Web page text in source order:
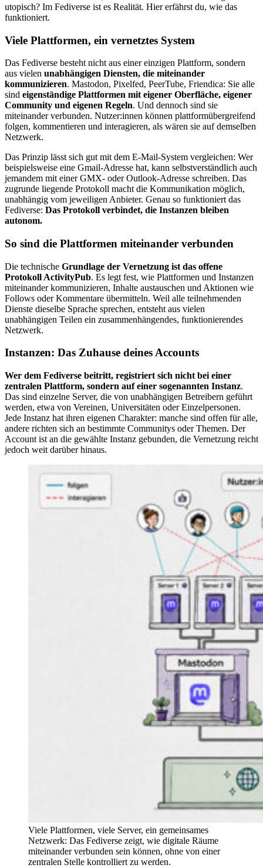
utopisch? Im Fediverse ist es Realität. Hier erfährst du, wie das
funktioniert.
Viele Plattformen, ein vernetztes System
Das Fediverse besteht nicht aus einer einzigen Plattform, sondern
aus vielen unabhängigen Diensten, die miteinander
kommunizieren. Mastodon, Pixelfed, PeerTube, Friendica: Sie alle
sind eigenständige Plattformen mit eigener Oberfläche, eigener
Community und eigenen Regeln. Und dennoch sind sie
miteinander verbunden. Nutzer:innen können plattformübergreifend
folgen, kommentieren und interagieren, als wären sie auf demselben
Netzwerk.
Das Prinzip lässt sich gut mit dem E-Mail-System vergleichen: Wer
beispielsweise eine Gmail-Adresse hat, kann selbstverständlich auch
jemandem mit einer GMX- oder Outlook-Adresse schreiben. Das
zugrunde liegende Protokoll macht die Kommunikation möglich,
unabhängig vom jeweiligen Anbieter. Genau so funktioniert das
Fediverse: Das Protokoll verbindet, die Instanzen bleiben
autonom.
So sind die Plattformen miteinander verbunden
Die technische Grundlage der Vernetzung ist das offene
Protokoll ActivityPub. Es legt fest, wie Plattformen und Instanzen
miteinander kommunizieren, Inhalte austauschen und Aktionen wie
Follows oder Kommentare übermitteln. Weil alle teilnehmenden
Dienste dieselbe Sprache sprechen, entsteht aus vielen
unabhängigen Teilen ein zusammenhängendes, funktionierendes
Netzwerk.
Instanzen: Das Zuhause deines Accounts
Wer dem Fediverse beitritt, registriert sich nicht bei einer
zentralen Plattform, sondern auf einer sogenannten Instanz.
Das sind einzelne Server, die von unabhängigen Betreibern geführt
werden, etwa von Vereinen, Universitäten oder Einzelpersonen.
Jede Instanz hat ihren eigenen Charakter: manche sind offen für alle,
andere richten sich an bestimmte Communitys oder Themen. Der
Account ist an die gewählte Instanz gebunden, die Vernetzung reicht
jedoch weit darüber hinaus.
Viele Plattformen, viele Server, ein gemeinsames
Netzwerk: Das Fediverse zeigt, wie digitale Räume
miteinander verbunden sein können, ohne von einer
zentralen Stelle kontrolliert zu werden.